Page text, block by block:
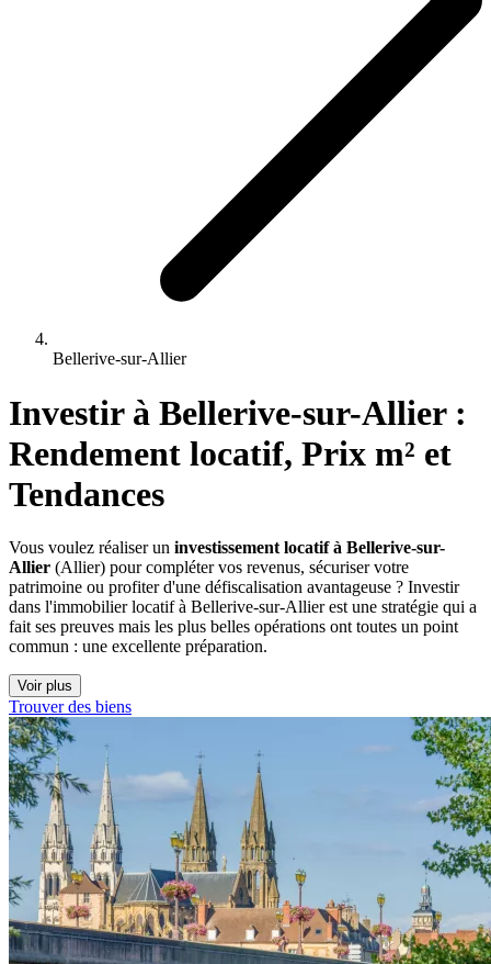
Bellerive-sur-Allier
Investir à Bellerive-sur-Allier :
Rendement locatif, Prix m² et
Tendances
Vous voulez réaliser un investissement locatif à Bellerive-sur-
Allier (Allier) pour compléter vos revenus, sécuriser votre
patrimoine ou profiter d'une défiscalisation avantageuse ? Investir
dans l'immobilier locatif à Bellerive-sur-Allier est une stratégie qui a
fait ses preuves mais les plus belles opérations ont toutes un point
commun : une excellente préparation.
Voir plus
Trouver des biens